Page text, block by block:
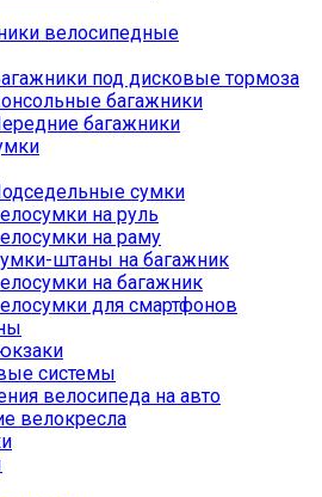
велосипедные
под дисковые тормоза
багажники
багажники
сумки
на руль
на раму
штаны на багажник
на багажник
для смартфонов
системы
велосипеда на авто
велокресла